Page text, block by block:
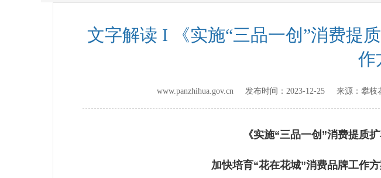
文字解读 I 《实施“三品一创”消费提
作
www.panzhihua.gov.cn 发布时间： 2023-12-25 来源： 攀枝
《实施“三品一创”消费提质扩
加快培育“花在花城”消费品牌工作方